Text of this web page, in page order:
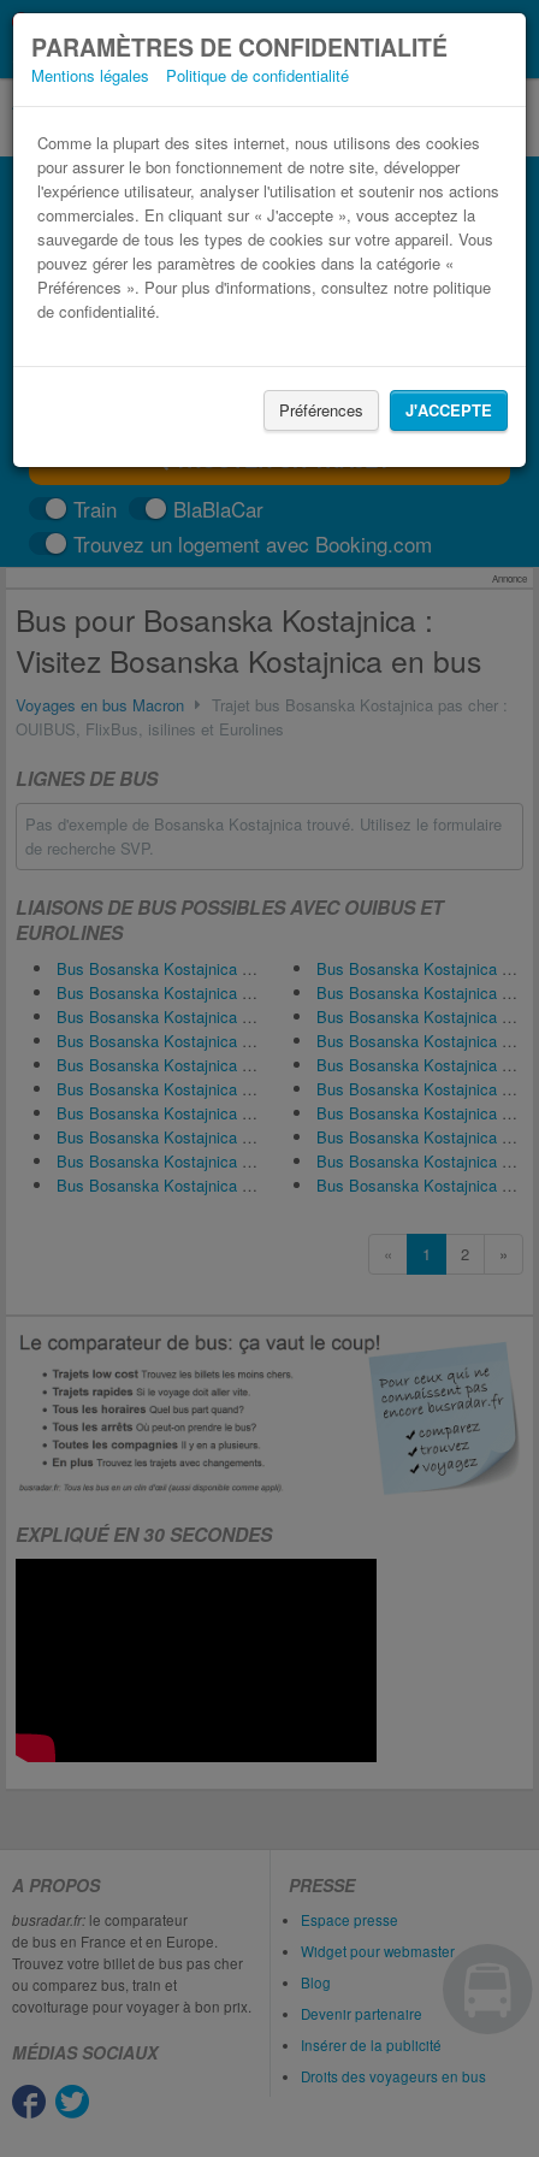
PARAMÈTRES DE CONFIDENTIALITÉ
Mentions légales Politique de confidentialité
Comme la plupart des sites internet, nous utilisons des cookies
pour assurer le bon fonctionnement de notre site, développer
l'expérience utilisateur, analyser l'utilisation et soutenir nos actions
commerciales. En cliquant sur « J'accepte », vous acceptez la
sauvegarde de tous les types de cookies sur votre appareil. Vous
pouvez gérer les paramètres de cookies dans la catégorie «
Préférences ». Pour plus d'informations, consultez notre politique
de confidentialité.
Préférences J'ACCEPTE
Coronavirus (COVID-19):Ce que vous devez
savoir, lorsque vous voyagez
Bus Bosanska Kostajnica pas cher
Trouvez votre billet de bus moins cher
TROUVER UN TRAJET
Train
BlaBlaCar
Trouvez un logement avec Booking.com
Annonce
Bus pour Bosanska Kostajnica :
Visitez Bosanska Kostajnica en bus
Voyages en bus Macron
Trajet bus Bosanska Kostajnica pas cher :
OUIBUS, FlixBus, isilines et Eurolines
LIGNES DE BUS
Pas d'exemple de Bosanska Kostajnica trouvé. Utilisez le formulaire
de recherche SVP.
LIAISONS DE BUS POSSIBLES AVEC OUIBUS ET
EUROLINES
Bus Bosanska Kostajnica ↔ Brčko
Bus Bosanska Kostajnica ↔ Belgrade
Bus Bosanska Kostajnica ↔ Banja Luka
Bus Bosanska Kostajnica ↔ Novi Grad
Bus Bosanska Kostajnica ↔ Prijedor
Bus Bosanska Kostajnica ↔ Bosanski Novi
Bus Bosanska Kostajnica ↔ Zagreb
Bus Bosanska Kostajnica ↔ Bijeljina
Bus Bosanska Kostajnica ↔ Kozarska Dubica
Bus Bosanska Kostajnica ↔ Derventa
Bus Bosanska Kostajnica ↔ Osijek
Bus Bosanska Kostajnica ↔ Novi Sad
Bus Bosanska Kostajnica ↔ Stuttgart
Bus Bosanska Kostajnica ↔ Bihać
Bus Bosanska Kostajnica ↔ Munich
Bus Bosanska Kostajnica ↔ Bosanski Šamac
Bus Bosanska Kostajnica ↔ Zrenjanin
Bus Bosanska Kostajnica ↔ Zenica
Bus Bosanska Kostajnica ↔ Ruma, Serbie
Bus Bosanska Kostajnica ↔ Vienne
« 1 2 »
EXPLIQUÉ EN 30 SECONDES
A PROPOS
busradar.fr: le comparateur
de bus en France et en Europe.
Trouvez votre billet de bus pas cher
ou comparez bus, train et
covoiturage pour voyager à bon prix.
MÉDIAS SOCIAUX
PRESSE
Espace presse
Widget pour webmaster
Blog
Devenir partenaire
Insérer de la publicité
Droits des voyageurs en bus